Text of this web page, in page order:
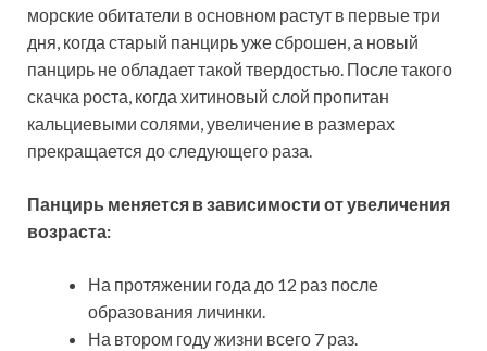
морские обитатели в основном растут в первые три
дня, когда старый панцирь уже сброшен, а новый
панцирь не обладает такой твердостью. После такого
скачка роста, когда хитиновый слой пропитан
кальциевыми солями, увеличение в размерах
прекращается до следующего раза.
Панцирь меняется в зависимости от увеличения
возраста:
На протяжении года до 12 раз после
образования личинки.
На втором году жизни всего 7 раз.